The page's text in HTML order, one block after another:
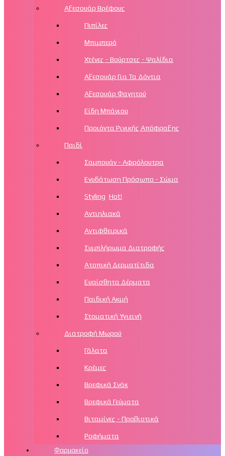
Αξεσουάρ Βρέφους
Πιπίλες
Μπιμπερό
Χτένες - Βούρτσες - Ψαλίδια
Αξεσουάρ Για Τα Δόντια
Αξεσουάρ Φαγητού
Είδη Μπάνιου
Προιόντα Ρινικής Απόφραξης
Παιδί
Σαμπουάν - Αφρόλουτρα
Ενυδάτωση Πρόσωπο - Σώμα
Styling Hot!
Αντιηλιακά
Αντιφθειρικά
Συμπλήρωμα Διατροφής
Ατοπική Δερματίτιδα
Ευαίσθητα Δέρματα
Παιδική Ακμή
Στοματική Υγιεινή
Διατροφή Μωρού
Γάλατα
Κρέμες
Βρεφικά Σνάκ
Βρεφικά Γεύματα
Βιταμίνες - Προβιοτικά
Ροφήματα
Φαρμακείο